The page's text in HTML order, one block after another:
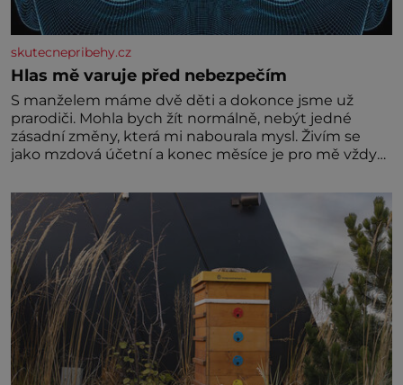
skutecnepribehy.cz
Hlas mě varuje před nebezpečím
S manželem máme dvě děti a dokonce jsme už
prarodiči. Mohla bych žít normálně, nebýt jedné
zásadní změny, která mi nabourala mysl. Živím se
jako mzdová účetní a konec měsíce je pro mě vždy
máme vnoučata, mi dcera čím dál častěji volá o
pomoc, co se hlídání týče. Dalo by se